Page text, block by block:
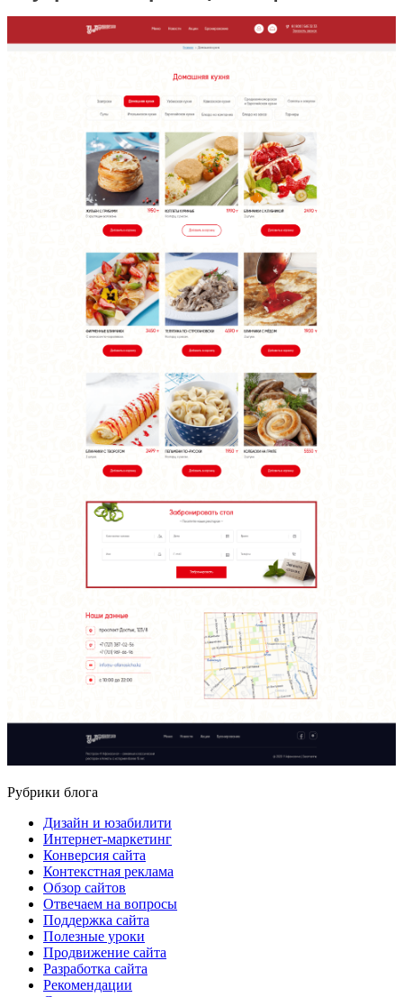
Рубрики блога
Дизайн и юзабилити
Интернет-маркетинг
Конверсия сайта
Контекстная реклама
Обзор сайтов
Отвечаем на вопросы
Поддержка сайта
Полезные уроки
Продвижение сайта
Разработка сайта
Рекомендации